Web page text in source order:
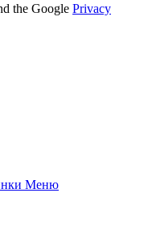
the Google Privacy
Меню